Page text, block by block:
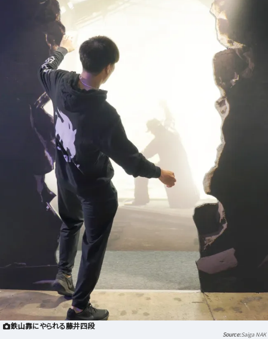
鉄山靠にやられる藤井四段
Saiga NAK